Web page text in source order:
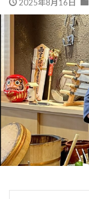
2025年8月16日